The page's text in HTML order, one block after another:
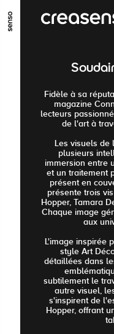
ALLER AU
ALLER EN BAS DE
Fidèle à sa
magazine
lecteurs
de l'art à
Les visuels de
plusieurs
immersion entre
et un traitement
présent en
présente trois
Hopper, Tamara
Chaque image
aux
L'image inspirée
style Art
détaillées dans
subtilement le
autre visuel,
s'inspirent de
Hopper, offrant